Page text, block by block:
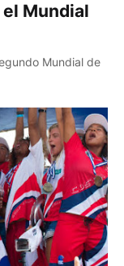
Mundial
Mundial de